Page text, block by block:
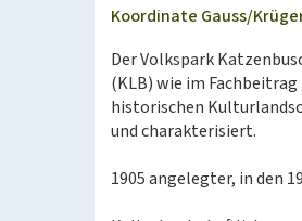
Koordinate Gauss/
Der Volkspark
(KLB) wie im
historischen
und charakterisiert.
1905 angelegter, in den